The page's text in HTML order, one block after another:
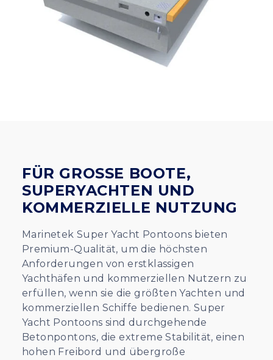
FÜR GROSSE BOOTE, S
UPERYACHTEN UND K
OMMERZIELLE NUTZUNG
Marinetek Super Yacht Pontoons bieten
Premium-Qualität, um die höchsten
Anforderungen von erstklassigen
Yachthäfen und kommerziellen Nutzern zu
erfüllen, wenn sie die größten Yachten und
kommerziellen Schiffe bedienen. Super
Yacht Pontoons sind durchgehende
Betonpontons, die extreme Stabilität, einen
hohen Freibord und übergroße